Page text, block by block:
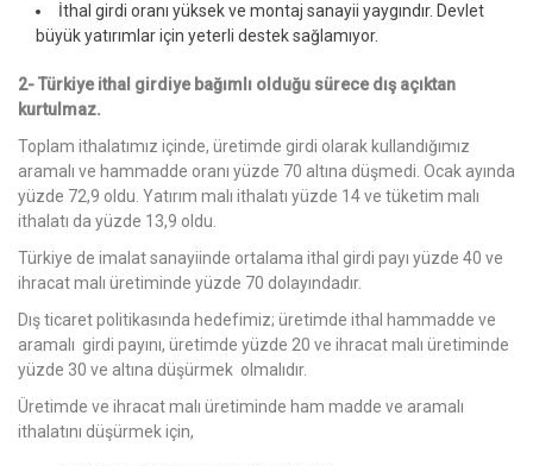
İthal girdi oranı yüksek ve montaj sanayii yaygındır. Devlet
büyük yatırımlar için yeterli destek sağlamıyor.
2- Türkiye ithal girdiye bağımlı olduğu sürece dış açıktan
kurtulmaz.
Toplam ithalatımız içinde, üretimde girdi olarak kullandığımız
aramalı ve hammadde oranı yüzde 70 altına düşmedi. Ocak ayında
yüzde 72,9 oldu. Yatırım malı ithalatı yüzde 14 ve tüketim malı
ithalatı da yüzde 13,9 oldu.
Türkiye de imalat sanayiinde ortalama ithal girdi payı yüzde 40 ve
ihracat malı üretiminde yüzde 70 dolayındadır.
Dış ticaret politikasında hedefimiz; üretimde ithal hammadde ve
aramalı girdi payını, üretimde yüzde 20 ve ihracat malı üretiminde
yüzde 30 ve altına düşürmek olmalıdır.
Üretimde ve ihracat malı üretiminde ham madde ve aramalı
ithalatını düşürmek için,